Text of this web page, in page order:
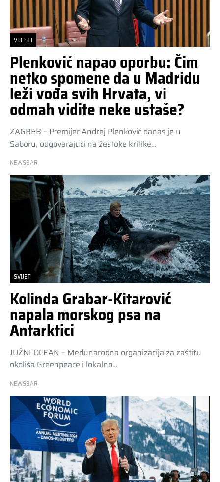
VIJESTI
Plenković napao oporbu: Čim
netko spomene da u Madridu
leži vođa svih Hrvata, vi
odmah vidite neke ustaše?
ZAGREB – Premijer Andrej Plenković danas je u
Saboru, odgovarajući na žestoke kritike…
NEWSBAR
SVIJET
Kolinda Grabar-Kitarović
napala morskog psa na
Antarktici
JUŽNI OCEAN – Međunarodna organizacija za zaštitu
okoliša Greenpeace i lokalno…
NEWSBAR